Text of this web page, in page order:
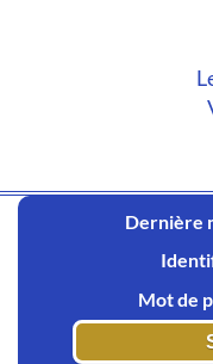
Dernière
Mot de